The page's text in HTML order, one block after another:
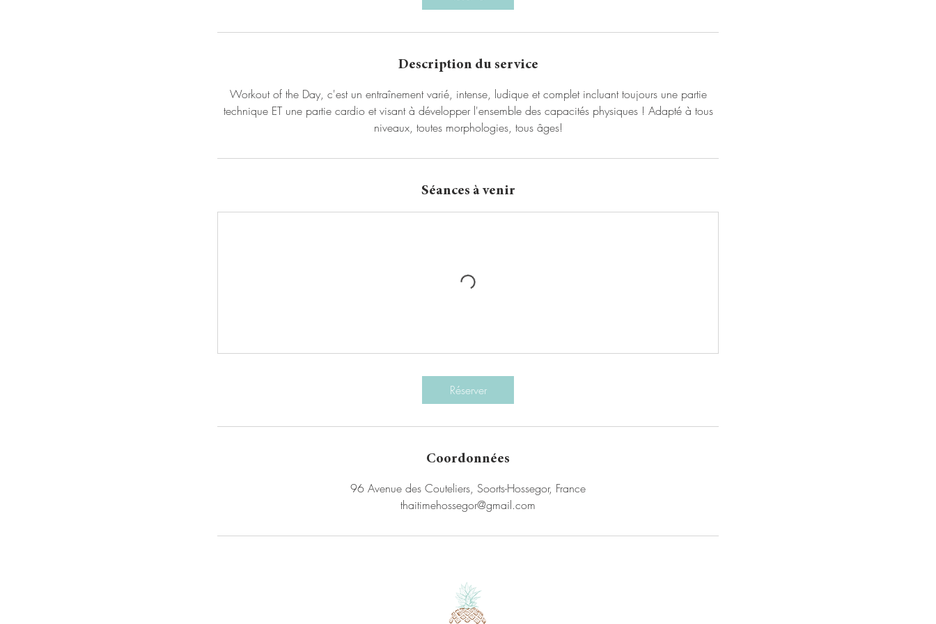
Description du service
Workout of the Day, c'est un entraînement varié, intense, ludique et complet incluant toujours une partie
technique ET une partie cardio et visant à développer l'ensemble des capacités physiques ! Adapté à tous
niveaux, toutes morphologies, tous âges!
Séances à venir
Réserver
Coordonnées
96 Avenue des Couteliers, Soorts-Hossegor, France
thaitimehossegor@gmail.com